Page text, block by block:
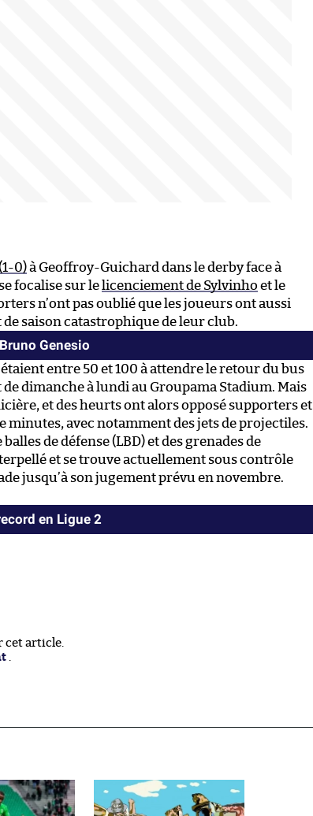
0)à Geoffroy-Guichard dans le derby face à
focalise sur le licenciement de Sylvinho et le
n’ont pas oublié que les joueurs ont aussi
saison catastrophique de leur club.
Genesio
entre 50 et 100 à attendre le retour du bus
dimanche à lundi au Groupama Stadium. Mais
et des heurts ont alors opposé supporters et
minutes, avec notamment des jets de projectiles.
de défense (LBD) et des grenades de
et se trouve actuellement sous contrôle
jusqu’à son jugement prévu en novembre.
en Ligue 2
cet article.